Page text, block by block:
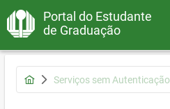
Portal do Estudante
de Graduação
Serviços sem Autenticação